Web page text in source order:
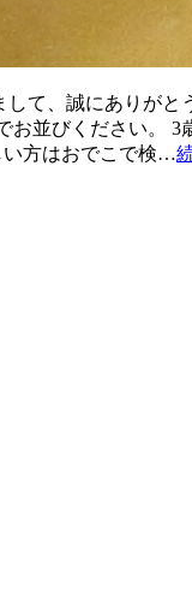
て、誠にありが
並びください。
い方はおでこで検…